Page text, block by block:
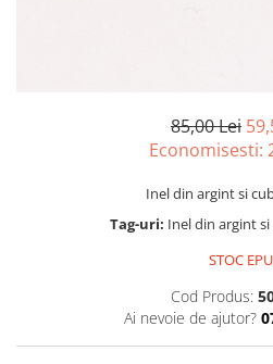
85,00 Lei
Economisesti:
Inel din argint si
Tag-uri: Inel din argint
STOC
Cod Produs:
Ai nevoie de ajutor?